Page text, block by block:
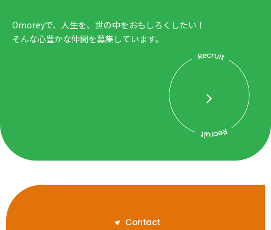
Omoreyで、人生を、世の中をおもしろくしたい！
そんな心豊かな仲間を募集しています。
Contact